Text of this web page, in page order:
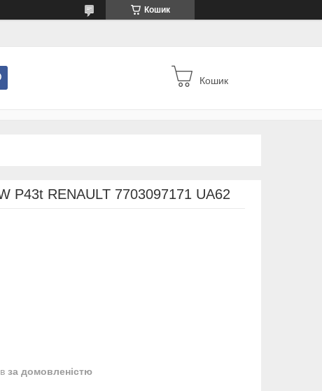
Кошик
Кошик
P43t RENAULT 7703097171 UA62
за домовленістю